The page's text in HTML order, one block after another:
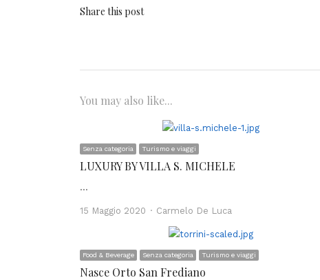
Share this post
You may also like...
Senza categoria Turismo e viaggi
LUXURY BY VILLA S. MICHELE
…
15 Maggio 2020 Author
Carmelo De Luca
Food & Beverage Senza categoria Turismo e viaggi
Nasce Orto San Frediano